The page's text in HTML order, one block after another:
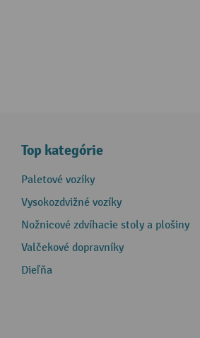
Top kategórie
Paletové vozíky
Vysokozdvižné vozíky
Nožnicové zdvíhacie stoly a plošiny
Valčekové dopravníky
Dieľňa